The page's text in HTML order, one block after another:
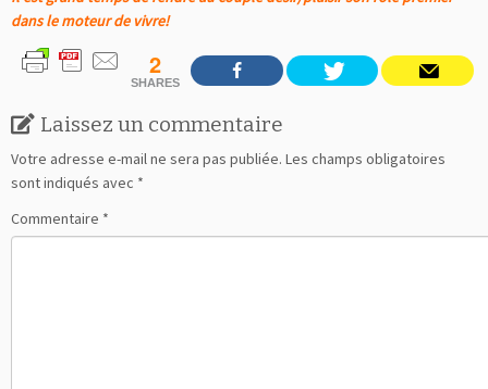
dans le moteur de vivre!
2
SHARES
Laissez un commentaire
Votre adresse e-mail ne sera pas publiée. Les champs obligatoires
sont indiqués avec *
Commentaire *